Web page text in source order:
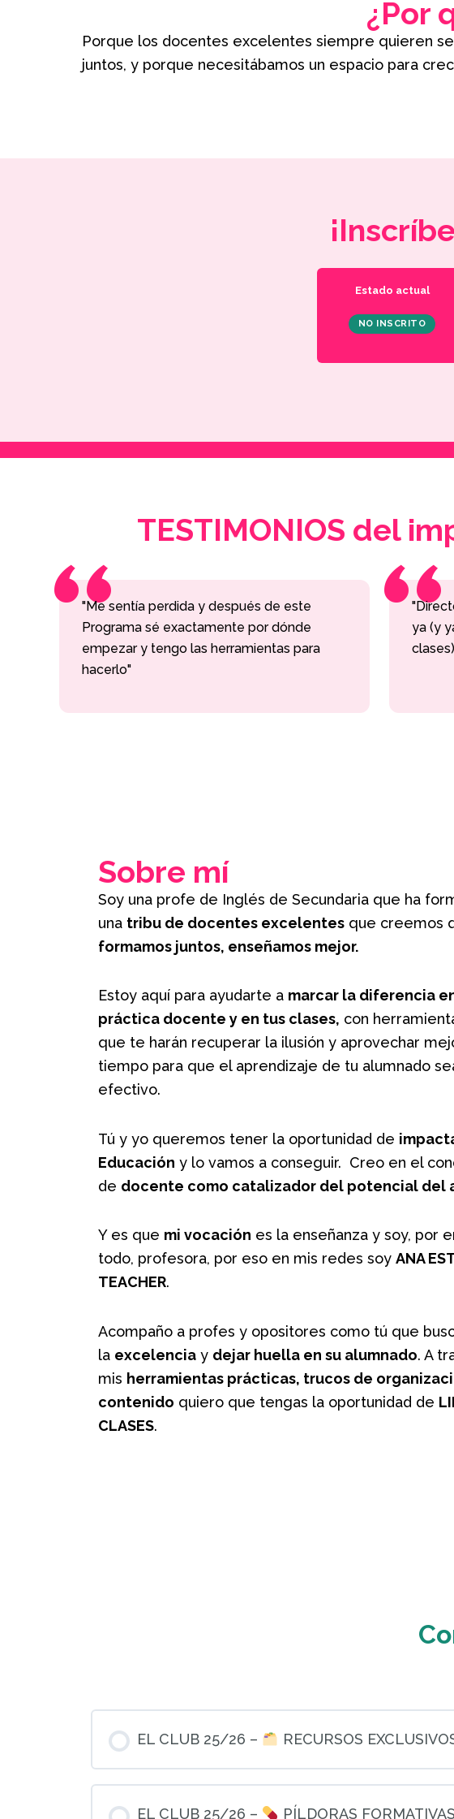
¿Por
Porque los docentes excelentes siempre quieren
juntos, y porque necesitábamos un espacio para
Estado actual
NO INSCRITO
TESTIMONIOS del
“
"Me sentía perdida y después de este
Programa sé exactamente por dónde
empezar y tengo las herramientas para
hacerlo"
“
ya (y
Sobre mí
Soy una profe de Inglés de Secundaria que ha
una tribu de docentes excelentes que creemos
formamos juntos, enseñamos mejor.
Estoy aquí para ayudarte a marcar la diferencia
práctica docente y en tus clases, con
que te harán recuperar la ilusión y aprovechar
tiempo para que el aprendizaje de tu alumnado
efectivo.
Tú y yo queremos tener la oportunidad de
Educación y lo vamos a conseguir. Creo en el
de docente como catalizador del potencial del
Y es que mi vocación es la enseñanza y soy, por
todo, profesora, por eso en mis redes soyANA
TEACHER.
Acompaño a profes y opositores como tú que
la excelencia y dejar huella en su alumnado. A
mis herramientas prácticas, trucos de
contenido quiero que tengas la oportunidad de
CLASES.
EL CLUB 25/26 – RECURSOS
EL CLUB 25/26 – PÍLDORAS FORMATIVAS